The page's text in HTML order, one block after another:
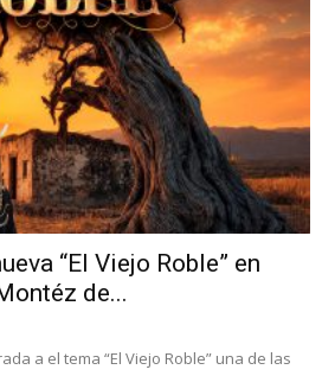
“El Viejo Roble” en
de...
a el tema “El Viejo Roble” una de las